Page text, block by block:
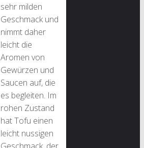
sehr milden
Geschmack und
nimmt daher
leicht die
Aromen von
Gewürzen und
Saucen auf, die
es begleiten. Im
rohen Zustand
hat Tofu einen
leicht nussigen